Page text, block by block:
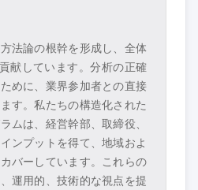
法論の根幹を形成し、全体
献しています。分析の正確
めに、業界参加者との直接
す。私たちの構造化された
ムは、経営幹部、取締役、
ンプットを得て、地域およ
バーしています。これらの
運用的、技術的な視点を提